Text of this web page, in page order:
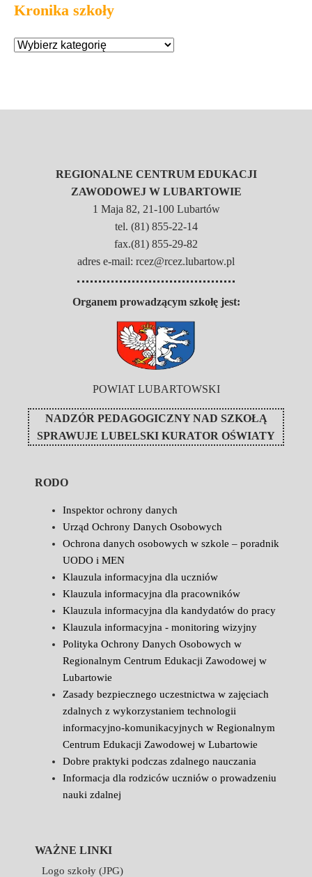
Kronika szkoły
REGIONALNE CENTRUM EDUKACJI
ZAWODOWEJ W LUBARTOWIE
1 Maja 82, 21-100 Lubartów
tel. (81) 855-22-14
fax.(81) 855-29-82
adres e-mail: rcez@rcez.lubartow.pl
Organem prowadzącym szkołę jest:
POWIAT LUBARTOWSKI
NADZÓR PEDAGOGICZNY NAD SZKOŁĄ
SPRAWUJE LUBELSKI KURATOR OŚWIATY
RODO
Inspektor ochrony danych
Urząd Ochrony Danych Osobowych
Ochrona danych osobowych w szkole – poradnik
UODO i MEN
Klauzula informacyjna dla uczniów
Klauzula informacyjna dla pracowników
Klauzula informacyjna dla kandydatów do pracy
Klauzula informacyjna - monitoring wizyjny
Polityka Ochrony Danych Osobowych w
Regionalnym Centrum Edukacji Zawodowej w
Lubartowie
Zasady bezpiecznego uczestnictwa w zajęciach
zdalnych z wykorzystaniem technologii
informacyjno-komunikacyjnych w Regionalnym
Centrum Edukacji Zawodowej w Lubartowie
Dobre praktyki podczas zdalnego nauczania
Informacja dla rodziców uczniów o prowadzeniu
nauki zdalnej
WAŻNE LINKI
Logo szkoły (JPG)